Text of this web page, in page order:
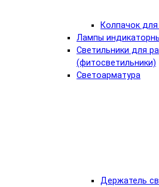
Колпачок
Лампы
Светильники для
(фитосветильники)
Светоарматура
Держатель